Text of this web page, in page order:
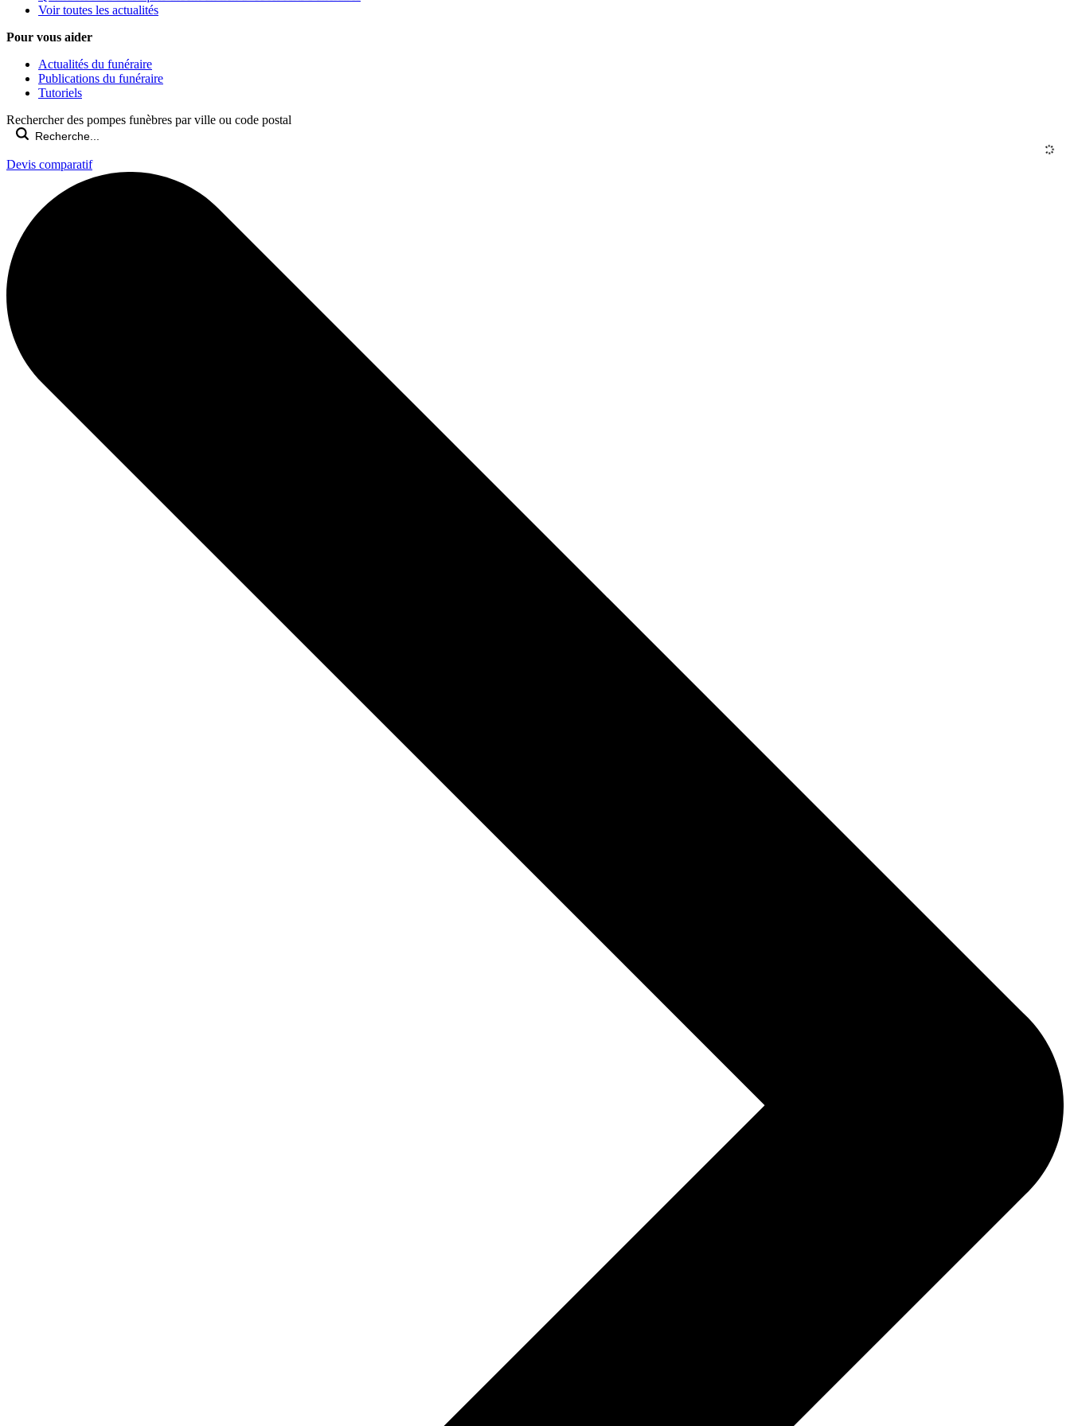
Voir toutes les actualités
Pour vous aider
Actualités du funéraire
Publications du funéraire
Tutoriels
Rechercher des pompes funèbres par ville ou code postal
Devis comparatif